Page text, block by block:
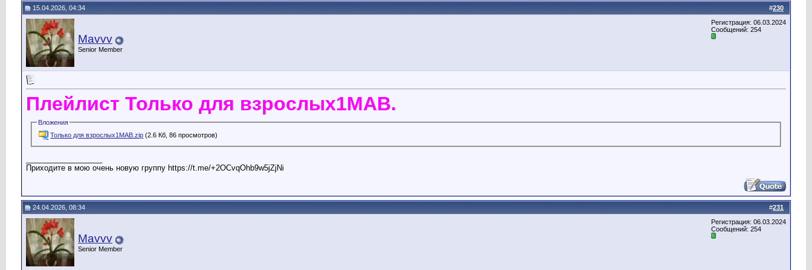
#230
15.04.2026, 04:34
Mavvv
Senior Member
Регистрация: 06.03.2024
Сообщений: 254
Плейлист Только для взрослых1МАВ.
Вложения
Только для взрослых1МАВ.zip (2.6 Кб, 86 просмотров)
Приходите в мою очень новую группу https://t.me/+2OCvqOhb9w5jZjNi
#231
24.04.2026, 08:34
Mavvv
Senior Member
Регистрация: 06.03.2024
Сообщений: 254